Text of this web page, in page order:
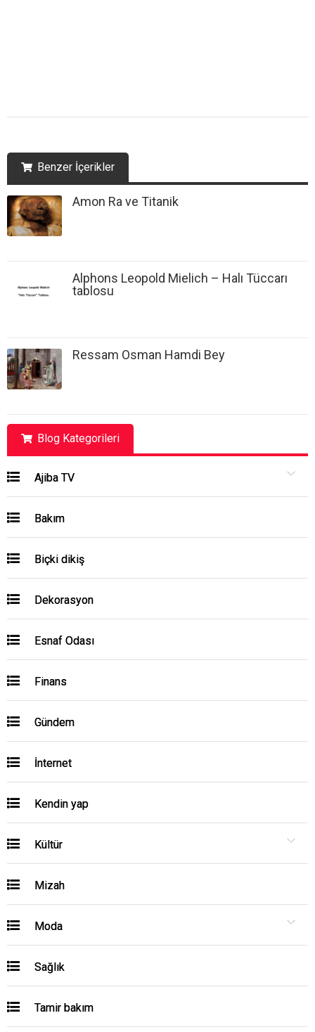
Benzer İçerikler
Amon Ra ve Titanik
Alphons Leopold Mielich – Halı Tüccarı
tablosu
Ressam Osman Hamdi Bey
Blog Kategorileri
Ajiba TV
Bakım
Biçki dikiş
Dekorasyon
Esnaf Odası
Finans
Gündem
İnternet
Kendin yap
Kültür
Mizah
Moda
Sağlık
Tamir bakım